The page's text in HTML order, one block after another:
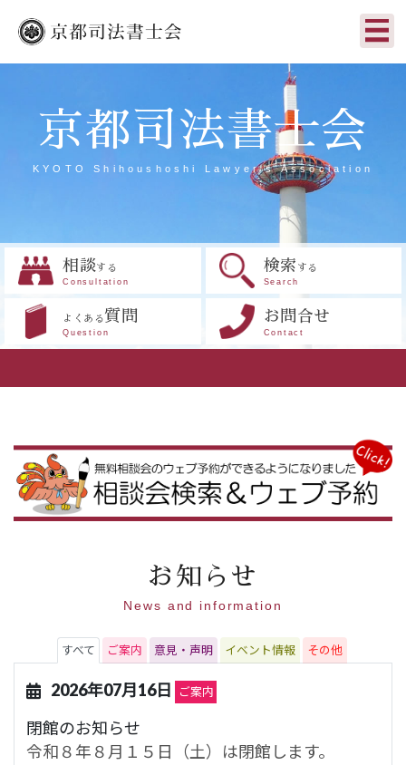
京都司法書士会
KYOTO Shihoushoshi Lawyer's Association
相談する
Consultation
検索 する
Search
よくある質問
Question
お問合せ
Contact
お知らせ
News and information
すべて ご案内 意見・声明 イベント情報 その他
2026年07月16日 ご案内
閉館のお知らせ
令和８年８月１５日（土）は閉館します。